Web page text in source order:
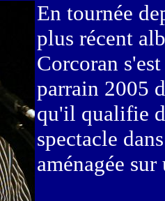
En tournée
plus récent
Corcoran
parrain 2005
qu'il qualifie
spectacle
aménagée